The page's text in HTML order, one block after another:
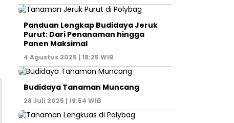
Panduan Lengkap Budidaya Jeruk
Purut: Dari Penanaman hingga
Panen Maksimal
4 Agustus 2025 | 18:25 WIB
Budidaya Tanaman Muncang
28 Juli 2025 | 19:54 WIB